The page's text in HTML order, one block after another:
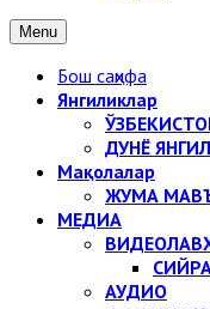
Menu
Бош саҳифа
Янгиликлар
ДУНЁ
Мақолалар
ЖУМА
МЕДИА
АУДИО